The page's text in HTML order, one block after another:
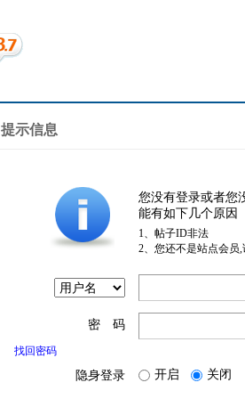
提示信息
您没有登录或者您
能有如下几个原因
1、帖子ID非法
2、您还不是站点会员
密 码
找回密码
隐身登录 开启 关闭